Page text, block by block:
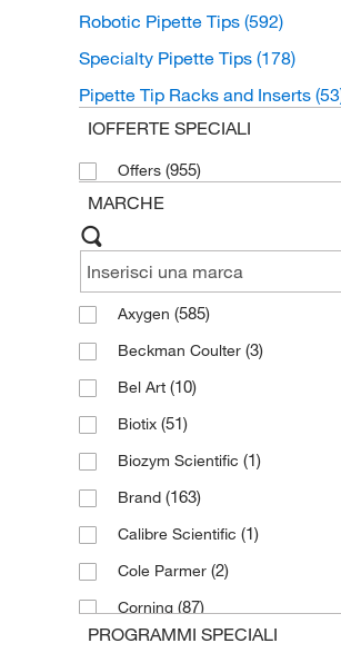
Robotic Pipette Tips (592)
Specialty Pipette Tips (178)
Pipette Tip Racks and Inserts
IOFFERTE SPECIALI
Offers (955)
MARCHE
Axygen (585)
Beckman Coulter (3)
Bel Art (10)
Biotix (51)
Biozym Scientific (1)
Brand (163)
Calibre Scientific (1)
Cole Parmer (2)
Corning (87)
Deltalab(12)
PROGRAMMI SPECIALI